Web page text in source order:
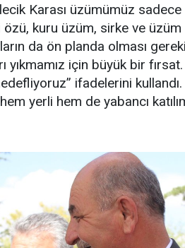
Karası üzümümüz sadece
kuru üzüm, sirke ve
da ön planda olması
yıkmamız için büyük bir
ifadelerini
yerli hem de yabancı